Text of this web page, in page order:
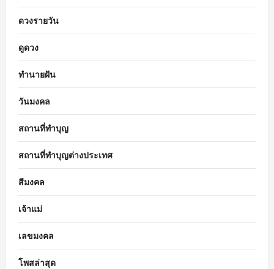
ดวงรายวัน
ดูดวง
ทำนายฝัน
วันมงคล
สถานที่ทำบุญ
สถานที่ทำบุญต่างประเทศ
สีมงคล
เจ้าแม่
เลขมงคล
โพสล่าสุด